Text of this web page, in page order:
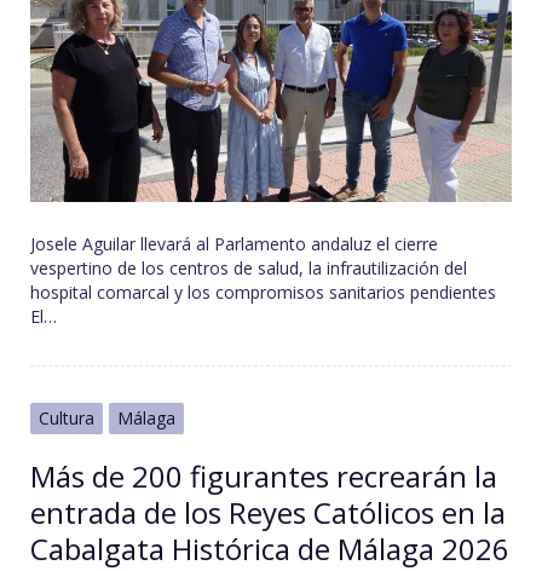
Josele Aguilar llevará al Parlamento andaluz el cierre
vespertino de los centros de salud, la infrautilización del
hospital comarcal y los compromisos sanitarios pendientes
El…
Cultura Málaga
Más de 200 figurantes recrearán la
entrada de los Reyes Católicos en la
Cabalgata Histórica de Málaga 2026